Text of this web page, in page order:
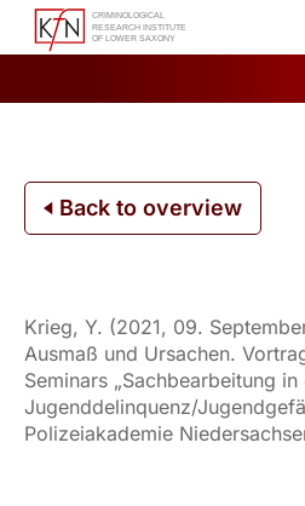
Skip
Back to overview
Krieg, Y. (2021, 09.
Ausmaß und Ursachen.
Seminars „Sachbearbeitung
Jugenddelinquenz/
Polizeiakademie